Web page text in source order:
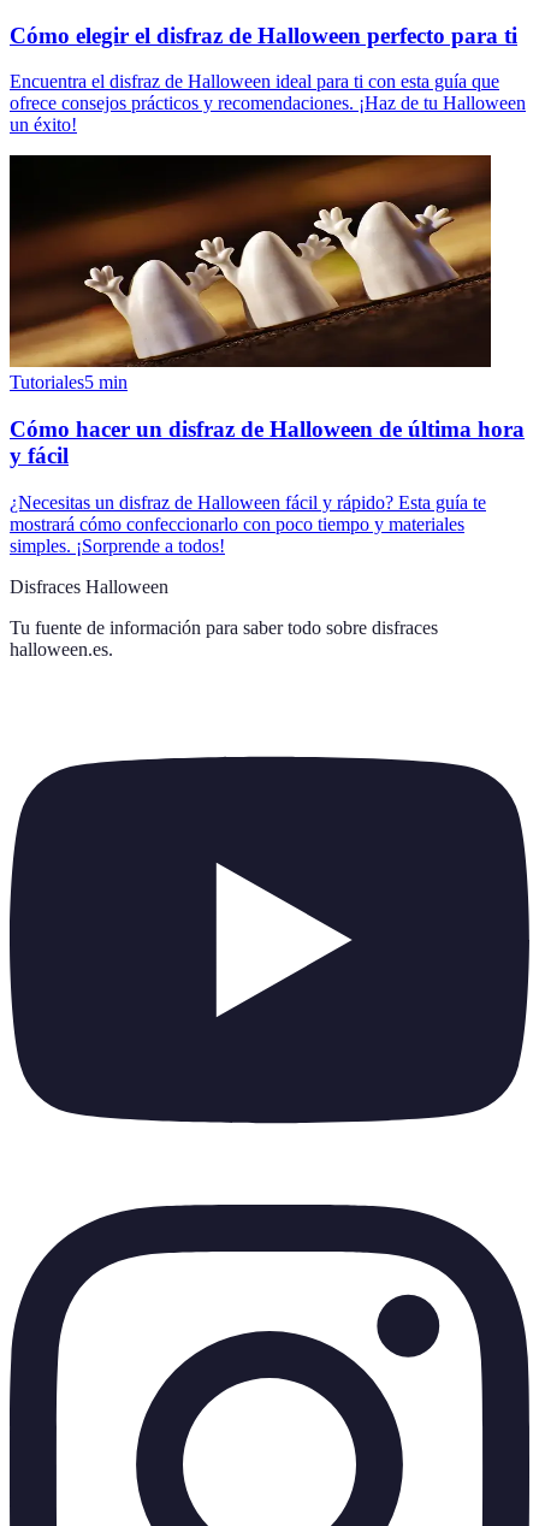
Cómo elegir el disfraz de Halloween perfecto para ti
Encuentra el disfraz de Halloween ideal para ti con esta guía que
ofrece consejos prácticos y recomendaciones. ¡Haz de tu Halloween
un éxito!
Tutoriales5 min
Cómo hacer un disfraz de Halloween de última hora
y fácil
¿Necesitas un disfraz de Halloween fácil y rápido? Esta guía te
mostrará cómo confeccionarlo con poco tiempo y materiales
simples. ¡Sorprende a todos!
Disfraces Halloween
Tu fuente de información para saber todo sobre disfraces
halloween.es.